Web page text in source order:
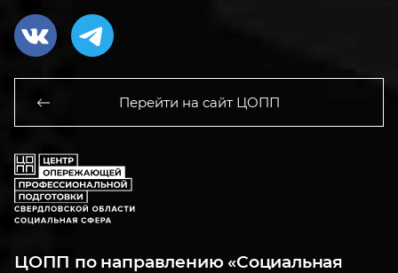
Перейти на сайт ЦОПП
ЦОПП по направлению «Социальная